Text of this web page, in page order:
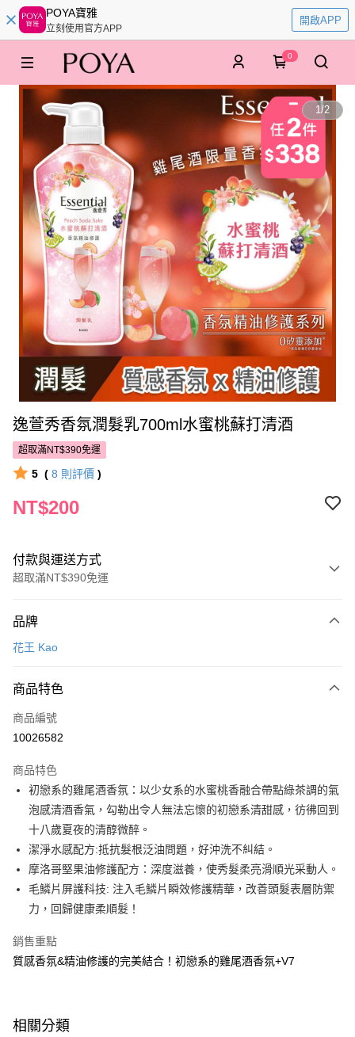
POYA寶雅
立刻使用官方APP
開啟APP
0
1/2
逸萱秀香氛潤髮乳700ml水蜜桃蘇打清酒
超取滿NT$390免運
5 ( 8 則評價 )
NT$200
付款與運送方式
超取滿NT$390免運
POYA支付
超商取貨付款
LINE Pay
街口支付
悠遊付
Google Pay
AFTEE先享後付
相關說明
【關於「AFTEE先享後付」】
AFTEE先享後付是「在收到商品之後才付款」的支付方式。 讓您購物簡單
１．簡單：不需註冊會員、不需綁卡、不需儲值。
２．便利：只要手機號碼，簡訊認證，即可結帳。
１．於結帳方式選擇「AFTEE先享後付」後，將跳轉至「AFTEE先享後付」
結帳頁面，進行簡訊認證並確認金額後，即可完成結帳。
即享券
運送方式
付款後全家取貨
品牌
花王 Kao
商品特色
商品編號
10026582
商品特色
初戀系的雞尾酒香氛：以少女系的水蜜桃香融合帶點綠茶調的氣
泡感清酒香氣，勾勒出令人無法忘懷的初戀系清甜感，彷彿回到
十八歲夏夜的清醇微醉。
潔淨水感配方:抵抗髮根泛油問題，好沖洗不糾結。
摩洛哥堅果油修護配方：深度滋養，使秀髮柔亮滑順光采動人。
毛鱗片屏護科技: 注入毛鱗片瞬效修護精華，改善頭髮表層防禦
力，回歸健康柔順髮！
銷售重點
質感香氛&精油修護的完美結合！初戀系的雞尾酒香氛+V7
相關分類